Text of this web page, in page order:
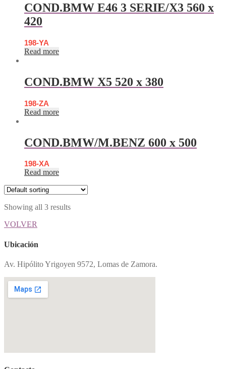
COND.BMW E46 3 SERIE/X3 560 x
420
198-YA
Read more
COND.BMW X5 520 x 380
198-ZA
Read more
COND.BMW/M.BENZ 600 x 500
198-XA
Read more
Showing all 3 results
VOLVER
Ubicación
Av. Hipólito Yrigoyen 9572, Lomas de Zamora.